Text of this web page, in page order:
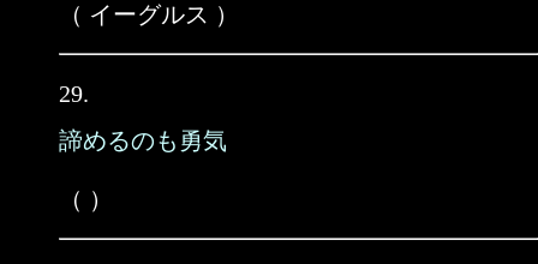
（ イーグルス ）
29.
諦めるのも勇気
（ ）